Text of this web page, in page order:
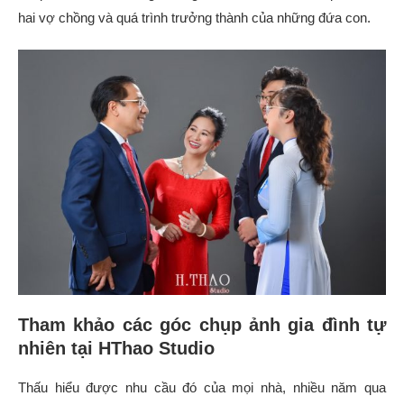
hai vợ chồng và quá trình trưởng thành của những đứa con.
Tham khảo các góc chụp ảnh gia đình tự
nhiên tại HThao Studio
Thấu hiểu được nhu cầu đó của mọi nhà, nhiều năm qua